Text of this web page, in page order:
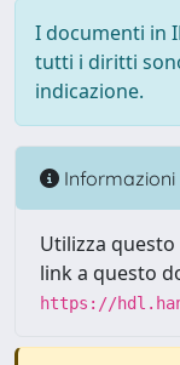
I documenti in
tutti i diritti
indicazione.
Informazioni
Utilizza
link a questo
https://